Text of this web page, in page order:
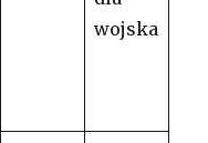
wojska